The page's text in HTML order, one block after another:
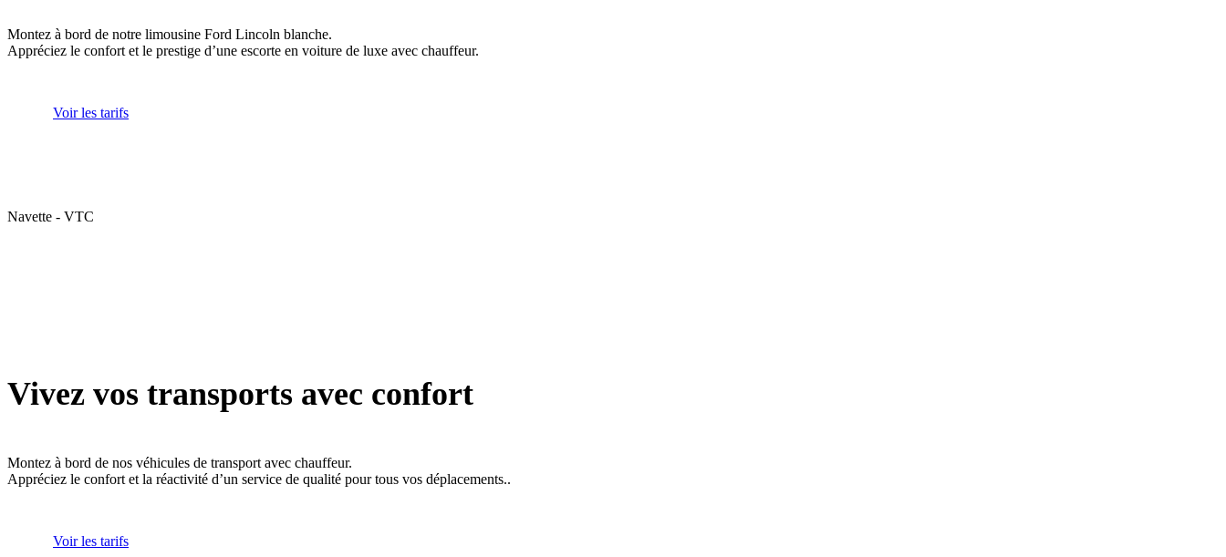
Montez à bord de notre limousine Ford Lincoln blanche.
Appréciez le confort et le prestige d’une escorte en voiture de luxe avec chauffeur.
Voir les tarifs
Navette - VTC
Vivez vos transports avec confort
Montez à bord de nos véhicules de transport avec chauffeur.
Appréciez le confort et la réactivité d’un service de qualité pour tous vos déplacements..
Voir les tarifs